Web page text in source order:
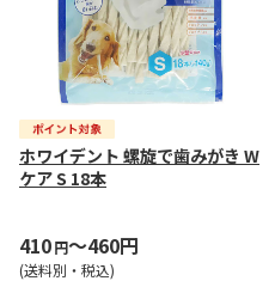
ホワイデント 螺旋で歯みがき W
ケア S 18本
410円～460円
(送料別・税込)